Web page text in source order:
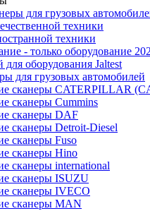
для грузовых
техники
техники
- только оборудование
оборудования Jaltest
для грузовых автомобилей
сканеры CATERPILLAR
сканеры Cummins
сканеры DAF
сканеры Detroit-Diesel
сканеры Fuso
сканеры Hino
сканеры international
сканеры ISUZU
сканеры IVECO
сканеры MAN